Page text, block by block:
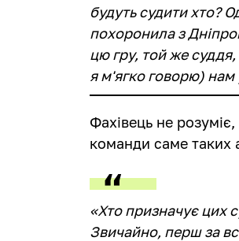
будуть судити хто?
похоронила з
цю гру, той же
я м'ягко говорю) нам
Фахівець не
команди саме таких
«Хто призначує цих
Звичайно, перш за